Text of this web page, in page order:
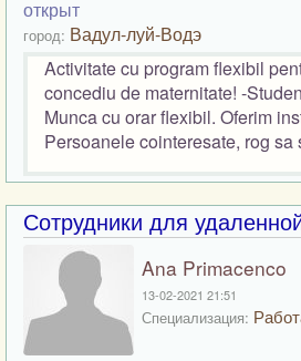
открыт
город: Вадул-луй-Водэ
Activitate cu program flexibil
concediu de maternitate! -
Munca cu orar flexibil. Oferim
Persoanele cointeresate, rog sa
Сотрудники для
Ana Primacenco
13-02-2021 21:51
Специализация: